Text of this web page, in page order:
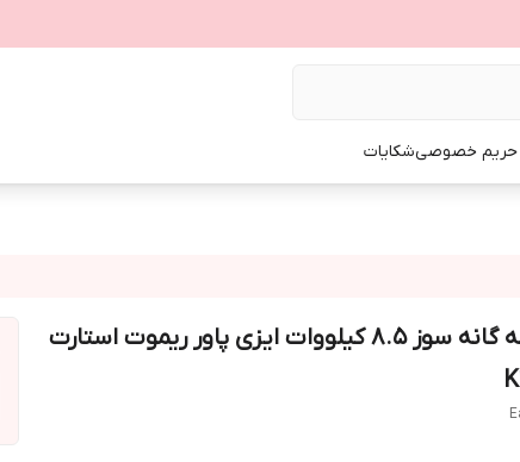
خصوصیشکایات
موتور برق سه گانه سوز 8.5 کیلووات ایزی پاور ریموت استارت